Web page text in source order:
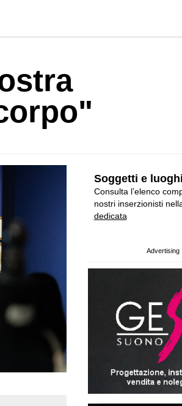
Soggetti e luoghi
Consulta l’elenco
nostri inserzionisti
dedicata
Advertising